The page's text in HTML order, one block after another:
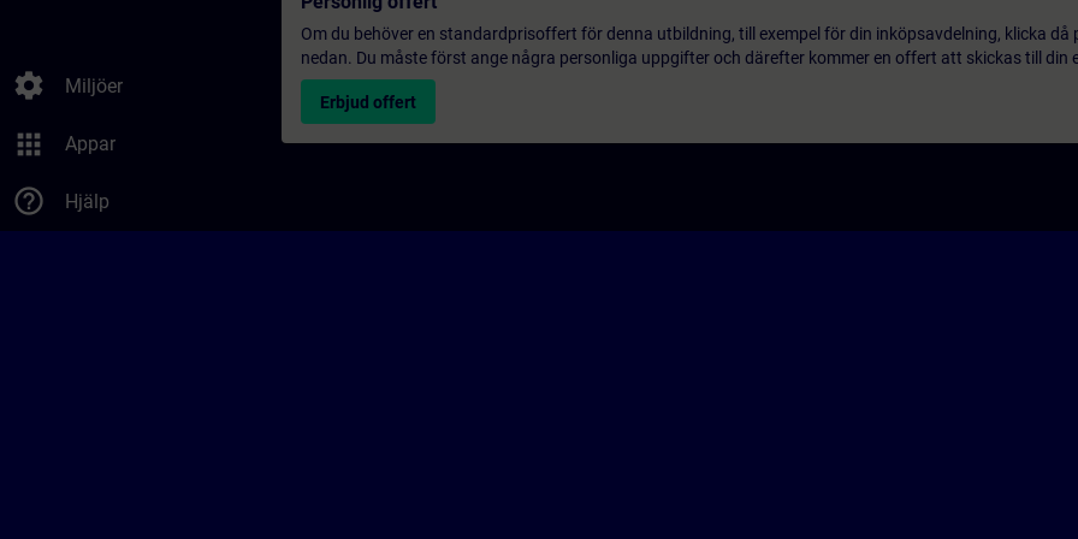
settings Miljöer
apps Appar
help_outline Hjälp
Om du behöver en standardprisoffert för denna utbildning, till exempel för din inköpsavdelning, klicka då
nedan. Du måste först ange några personliga uppgifter och därefter kommer en offert att skickas till din
Erbjud offert